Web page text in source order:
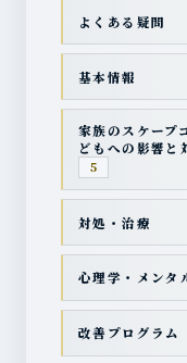
よくある疑問
基本情報
家族のスケープ
どもへの影響と
5
対処・治療
心理学・メンタ
改善プログラム